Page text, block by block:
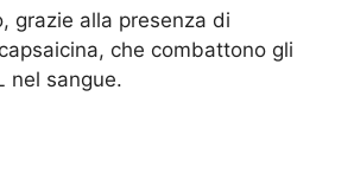
grazie alla presenza di
che combattono gli
nel sangue.